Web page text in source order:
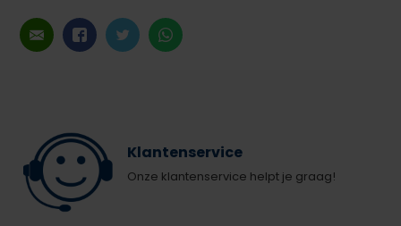
Klantenservice
Onze klantenservice helpt je graag!